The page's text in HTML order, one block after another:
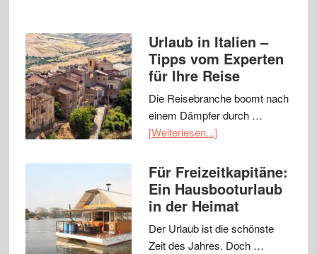
Urlaub in Italien –
Tipps vom Experten
für Ihre Reise
Die Reisebranche boomt nach
einem Dämpfer durch …
[Weiterlesen...]
Für Freizeitkapitäne:
Ein Hausbooturlaub
in der Heimat
Der Urlaub ist die schönste
Zeit des Jahres. Doch …